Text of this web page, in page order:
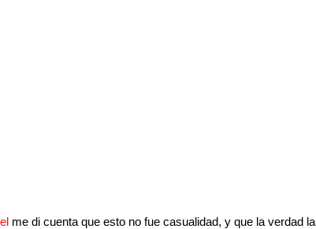
me di cuenta que esto no fue casualidad, y que la verdad la